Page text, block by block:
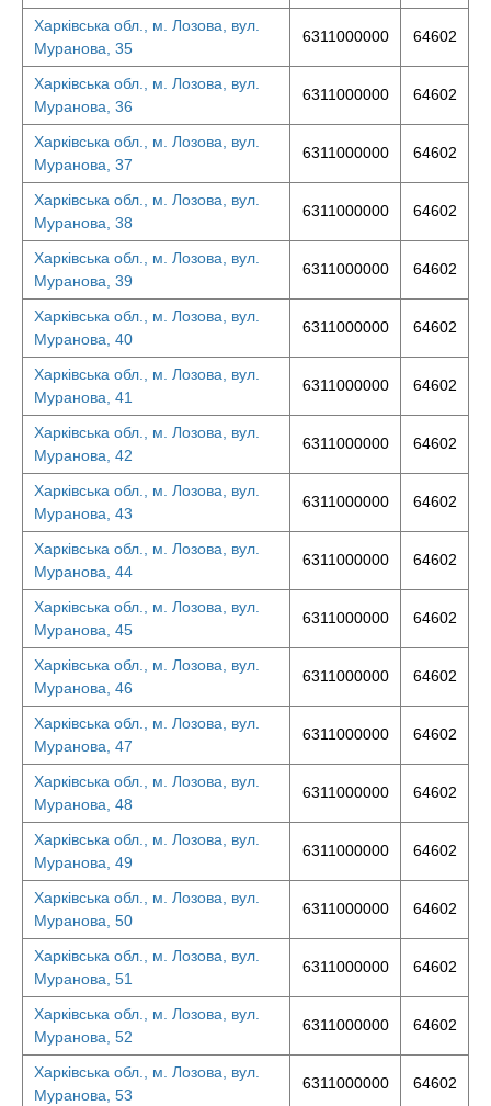
Харківська обл., м. Лозова, вул.
Муранова, 35
6311000000 64602
Харківська обл., м. Лозова, вул.
Муранова, 36
6311000000 64602
Харківська обл., м. Лозова, вул.
Муранова, 37
6311000000 64602
Харківська обл., м. Лозова, вул.
Муранова, 38
6311000000 64602
Харківська обл., м. Лозова, вул.
Муранова, 39
6311000000 64602
Харківська обл., м. Лозова, вул.
Муранова, 40
6311000000 64602
Харківська обл., м. Лозова, вул.
Муранова, 41
6311000000 64602
Харківська обл., м. Лозова, вул.
Муранова, 42
6311000000 64602
Харківська обл., м. Лозова, вул.
Муранова, 43
6311000000 64602
Харківська обл., м. Лозова, вул.
Муранова, 44
6311000000 64602
Харківська обл., м. Лозова, вул.
Муранова, 45
6311000000 64602
Харківська обл., м. Лозова, вул.
Муранова, 46
6311000000 64602
Харківська обл., м. Лозова, вул.
Муранова, 47
6311000000 64602
Харківська обл., м. Лозова, вул.
Муранова, 48
6311000000 64602
Харківська обл., м. Лозова, вул.
Муранова, 49
6311000000 64602
Харківська обл., м. Лозова, вул.
Муранова, 50
6311000000 64602
Харківська обл., м. Лозова, вул.
Муранова, 51
6311000000 64602
Харківська обл., м. Лозова, вул.
Муранова, 52
6311000000 64602
Харківська обл., м. Лозова, вул.
Муранова, 53
6311000000 64602